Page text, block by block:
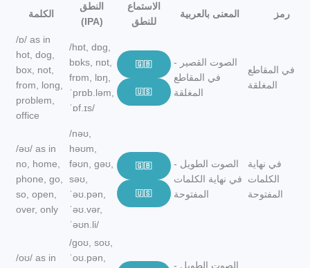
الكلمة
النطق
(IPA)
الاستماع
للنطق
المعنى بالعربية رمز
/ɒ/ as in
hot, dog,
box, not,
from, long,
problem,
office
/hɒt, dɒɡ,
bɒks, nɒt,
frɒm, lɒŋ,
ˈprɒb.ləm,
ˈɒf.ɪs/
🇬🇧
🇺🇸
الصوت القصير -
في المقاطع
المغلقة
في المقاطع
المغلقة
/əʊ/ as in
no, home,
phone, go,
so, open,
over, only
/nəʊ,
həʊm,
fəʊn, ɡəʊ,
səʊ,
ˈəʊ.pən,
ˈəʊ.vər,
ˈəʊn.li/
🇬🇧
🇺🇸
الصوت الطويل -
في نهاية الكلمات
المفتوحة
في نهاية
الكلمات
المفتوحة
/oʊ/ as in
/ɡoʊ, soʊ,
ˈoʊ.pən,
الصوت الطويل -